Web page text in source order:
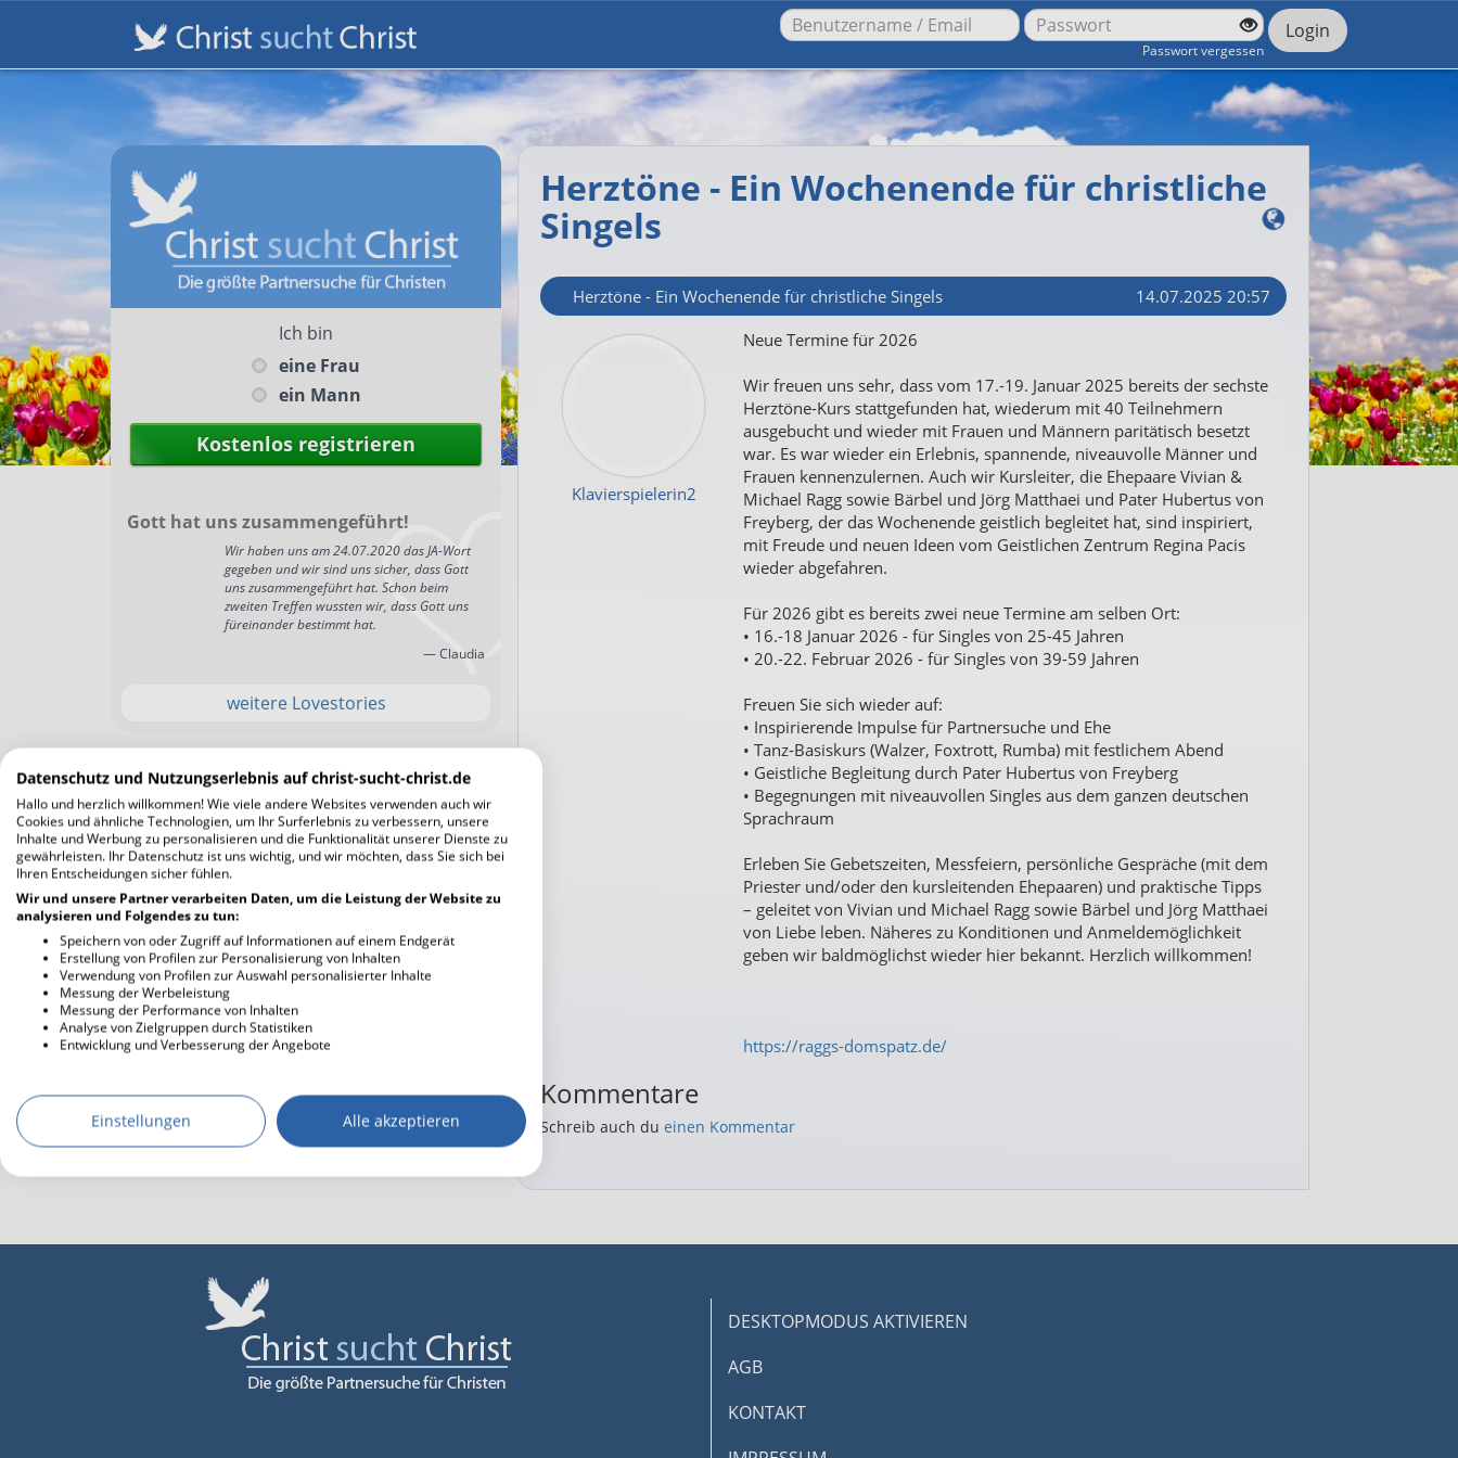
Passwort vergessen
Login
Ich bin
eine Frau
ein Mann
Kostenlos registrieren
Gott hat uns zusammengeführt!
Wir haben uns am 24.07.2020 das JA-Wort
gegeben und wir sind uns sicher, dass Gott
uns zusammengeführt hat. Schon beim
zweiten Treffen wussten wir, dass Gott uns
füreinander bestimmt hat.
— Claudia
weitere Lovestories
Herztöne - Ein Wochenende für christliche
Singels
Herztöne - Ein Wochenende für christliche Singels 14.07.2025 20:57
Klavierspielerin2
Neue Termine für 2026
Wir freuen uns sehr, dass vom 17.-19. Januar 2025 bereits der sechste
Herztöne-Kurs stattgefunden hat, wiederum mit 40 Teilnehmern
ausgebucht und wieder mit Frauen und Männern paritätisch besetzt
war. Es war wieder ein Erlebnis, spannende, niveauvolle Männer und
Frauen kennenzulernen. Auch wir Kursleiter, die Ehepaare Vivian &
Michael Ragg sowie Bärbel und Jörg Matthaei und Pater Hubertus von
Freyberg, der das Wochenende geistlich begleitet hat, sind inspiriert,
mit Freude und neuen Ideen vom Geistlichen Zentrum Regina Pacis
wieder abgefahren.
Für 2026 gibt es bereits zwei neue Termine am selben Ort:
• 16.-18 Januar 2026 - für Singles von 25-45 Jahren
• 20.-22. Februar 2026 - für Singles von 39-59 Jahren
Freuen Sie sich wieder auf:
• Inspirierende Impulse für Partnersuche und Ehe
• Tanz-Basiskurs (Walzer, Foxtrott, Rumba) mit festlichem Abend
• Geistliche Begleitung durch Pater Hubertus von Freyberg
• Begegnungen mit niveauvollen Singles aus dem ganzen deutschen
Sprachraum
Erleben Sie Gebetszeiten, Messfeiern, persönliche Gespräche (mit dem
Priester und/oder den kursleitenden Ehepaaren) und praktische Tipps
– geleitet von Vivian und Michael Ragg sowie Bärbel und Jörg Matthaei
von Liebe leben. Näheres zu Konditionen und Anmeldemöglichkeit
geben wir baldmöglichst wieder hier bekannt. Herzlich willkommen!
https://raggs-domspatz.de/
Kommentare
Schreib auch du einen Kommentar
DESKTOPMODUS AKTIVIEREN
AGB
KONTAKT
Datenschutz und Nutzungserlebnis auf christ-sucht-christ.de
Hallo und herzlich willkommen! Wie viele andere Websites verwenden auch wir
Cookies und ähnliche Technologien, um Ihr Surferlebnis zu verbessern, unsere
Inhalte und Werbung zu personalisieren und die Funktionalität unserer Dienste zu
gewährleisten. Ihr Datenschutz ist uns wichtig, und wir möchten, dass Sie sich bei
Ihren Entscheidungen sicher fühlen.
Wir und unsere Partner verarbeiten Daten, um die Leistung der Website zu
analysieren und Folgendes zu tun:
Speichern von oder Zugriff auf Informationen auf einem Endgerät
Erstellung von Profilen zur Personalisierung von Inhalten
Verwendung von Profilen zur Auswahl personalisierter Inhalte
Messung der Werbeleistung
Messung der Performance von Inhalten
Analyse von Zielgruppen durch Statistiken
Entwicklung und Verbesserung der Angebote
Einstellungen Alle akzeptieren